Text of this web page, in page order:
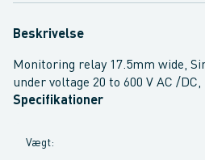
Beskrivelse
Monitoring relay 17.5mm wide,
under voltage 20 to 600 V AC /DC,
Specifikationer
Vægt: